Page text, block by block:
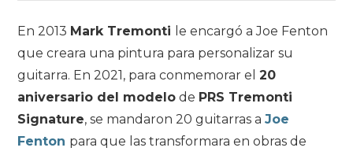
En 2013 Mark Tremonti le encargó a Joe Fenton
que creara una pintura para personalizar su
guitarra. En 2021, para conmemorar el20
aniversario del modelo de PRS Tremonti
Signature, se mandaron 20 guitarras aJoe
Fenton para que las transformara en obras de